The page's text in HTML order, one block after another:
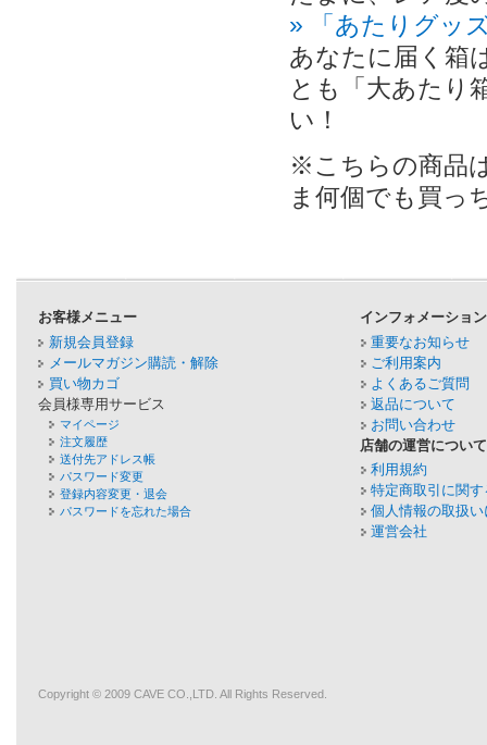
» 「あたりグッ
あなたに届く箱
とも「大あたり
い！
※こちらの商品
ま何個でも買っ
お客様メニュー
新規会員登録
メールマガジン購読・解除
買い物カゴ
会員様専用サービス
マイページ
注文履歴
送付先アドレス帳
パスワード変更
登録内容変更・退会
パスワードを忘れた場合
インフォメーション
重要なお知らせ
ご利用案内
よくあるご質問
返品について
お問い合わせ
店舗の運営について
利用規約
特定商取引に関
個人情報の取扱
運営会社
Copyright © 2009 CAVE CO.,LTD. All Rights Reserved.